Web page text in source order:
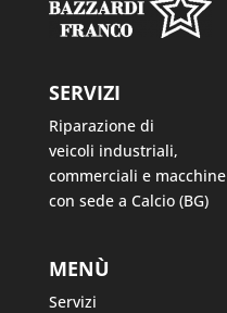
SERVIZI
Riparazione di
veicoli industriali,
commerciali e macchine
con sede a Calcio (BG)
MENÙ
Servizi